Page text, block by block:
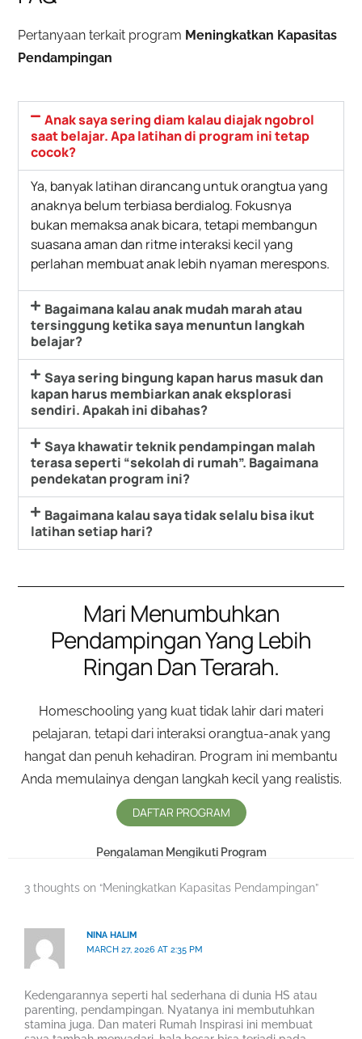
Pertanyaan terkait program Meningkatkan Kapasitas
Pendampingan
Anak saya sering diam kalau diajak ngobrol
saat belajar. Apa latihan di program ini tetap
cocok?
Ya, banyak latihan dirancang untuk orangtua yang
anaknya belum terbiasa berdialog. Fokusnya
bukan memaksa anak bicara, tetapi membangun
suasana aman dan ritme interaksi kecil yang
perlahan membuat anak lebih nyaman merespons.
Bagaimana kalau anak mudah marah atau
tersinggung ketika saya menuntun langkah
belajar?
Saya sering bingung kapan harus masuk dan
kapan harus membiarkan anak eksplorasi
sendiri. Apakah ini dibahas?
Saya khawatir teknik pendampingan malah
terasa seperti “sekolah di rumah”. Bagaimana
pendekatan program ini?
Bagaimana kalau saya tidak selalu bisa ikut
latihan setiap hari?
Mari Menumbuhkan
Pendampingan Yang Lebih
Ringan Dan Terarah.
Homeschooling yang kuat tidak lahir dari materi
pelajaran, tetapi dari interaksi orangtua-anak yang
hangat dan penuh kehadiran. Program ini membantu
Anda memulainya dengan langkah kecil yang realistis.
DAFTAR PROGRAM
Pengalaman Mengikuti Program
3 thoughts on “Meningkatkan Kapasitas Pendampingan”
NINA HALIM
MARCH 27, 2026 AT 2:35 PM
Kedengarannya seperti hal sederhana di dunia HS atau
parenting, pendampingan. Nyatanya ini membutuhkan
stamina juga. Dan materi Rumah Inspirasi ini membuat